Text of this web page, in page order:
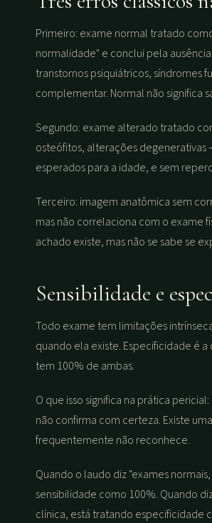
Primeiro: exame normal tratado
normalidade" e conclui pela
transtornos psiquiátricos, síndromes
complementar. Normal não significa
Segundo: exame alterado tratado
osteófitos, alterações degenerativas
esperados para a idade, e sem
Terceiro: imagem anatômica sem
mas não correlaciona com o exame
achado existe, mas não se sabe se
Sensibilidade e
Todo exame tem limitações
quando ela existe. Especificidade é
tem 100% de ambas.
O que isso significa na prática
não confirma com certeza. Existe
frequentemente não reconhece.
Quando o laudo diz "exames
sensibilidade como 100%. Quando
clínica, está tratando especificidade